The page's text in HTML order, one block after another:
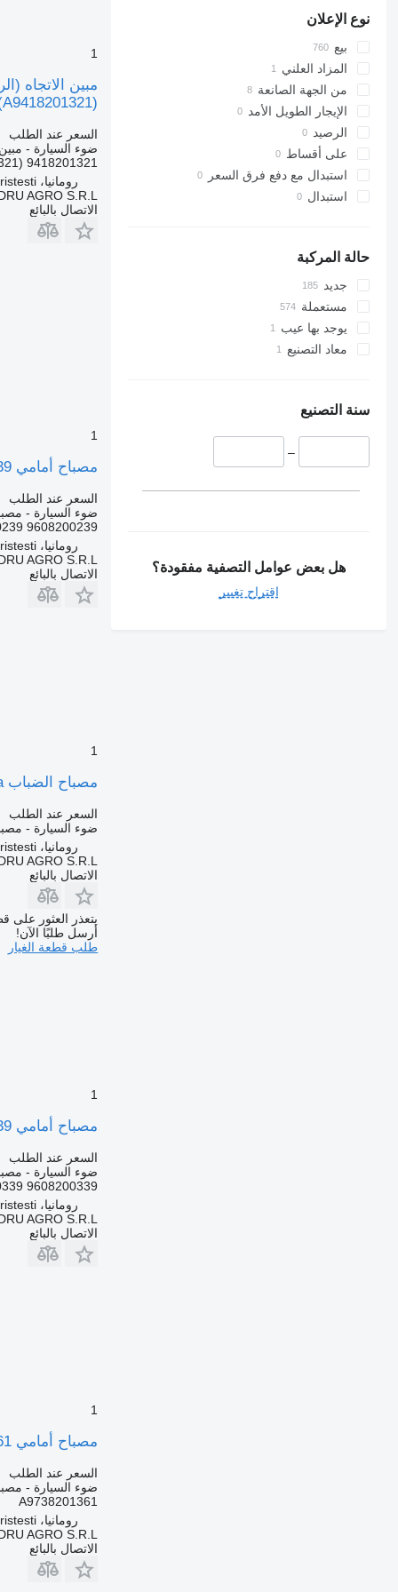
نوع الإعلان
بيع
المزاد العلني
من الجهة الصانعة
الإيجار الطويل الأمد
الرصيد
على أقساط
استبدال مع دفع فرق السعر
استبدال
حالة المركبة
جديد
مستعملة
يوجد بها عيب
معاد التصنيع
سنة التصنيع
–
هل بعض عوامل التصفية مفقودة؟
اقتراح تغيير
1
السعر عند الطلب
ضوء السيارة -
9418201321 (A9418201321)
رومانيا، Cristesti
AGRO S.R.L.
الاتصال بالبائع
1
مصباح أمامي 9608200239 لـ الشاحنات Mercedes-Benz
السعر عند الطلب
ضوء السيارة -
9608200239 A9608200239
رومانيا، Cristesti
AGRO S.R.L.
الاتصال بالبائع
1
مصباح الضباب Lampa de ceață stânga لـ الشاحنات Mercedes-Benz A9438200056 A0038207556 9438200056 0038207556
السعر عند الطلب
ضوء السيارة -
رومانيا، Cristesti
AGRO S.R.L.
الاتصال بالبائع
يتعذر العثور على
أرسل طلبًا الآن!
طلب قطعة الغيار
1
مصباح أمامي 9608200339 لـ الشاحنات Mercedes-Benz
السعر عند الطلب
ضوء السيارة -
9608200339 A9608200339
رومانيا، Cristesti
AGRO S.R.L.
الاتصال بالبائع
1
مصباح أمامي A9738201361 لـ الشاحنات Mercedes-Benz
السعر عند الطلب
ضوء السيارة -
A9738201361
رومانيا، Cristesti
AGRO S.R.L.
الاتصال بالبائع